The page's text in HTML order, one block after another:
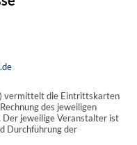
vermittelt die Eintrittskarten
des jeweiligen
jeweilige Veranstalter ist
Durchführung der